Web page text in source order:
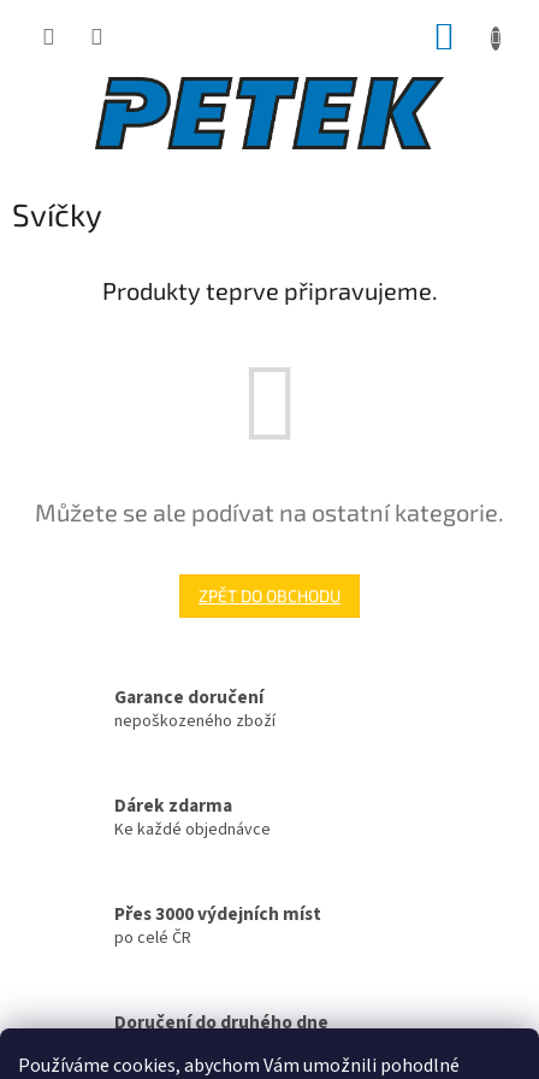
Používáme cookies, abychom Vám umožnili pohodlné
Svíčky
Produkty teprve připravujeme.
Můžete se ale podívat na ostatní kategorie.
ZPĚT DO OBCHODU
Garance doručení
nepoškozeného zboží
Dárek zdarma
Ke každé objednávce
Přes 3000 výdejních míst
po celé ČR
Doručení do druhého dne